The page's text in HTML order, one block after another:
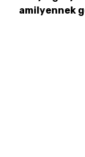
amilyennek